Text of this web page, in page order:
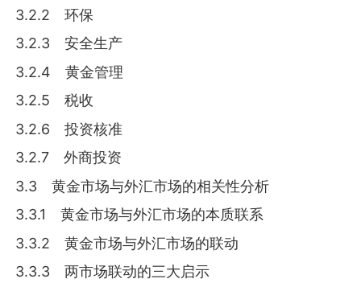
3.2.2 环保
3.2.3 安全生产
3.2.4 黄金管理
3.2.5 税收
3.2.6 投资核准
3.2.7 外商投资
3.3 黄金市场与外汇市场的相关性分析
3.3.1 黄金市场与外汇市场的本质联系
3.3.2 黄金市场与外汇市场的联动
3.3.3 两市场联动的三大启示